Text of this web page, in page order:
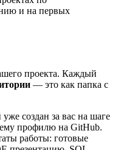
и на первых
проекта. Каждый
— это как папка с
создан за вас на шаге
профилю на GitHub.
работы: готовые